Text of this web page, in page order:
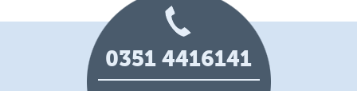
0351 4416141